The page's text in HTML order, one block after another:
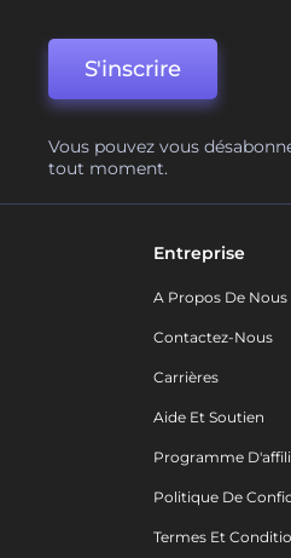
S'inscrire
Vous pouvez vous
tout moment.
Entreprise
A Propos De Nous
Contactez-Nous
Carrières
Aide Et Soutien
Programme
Politique De
Termes Et